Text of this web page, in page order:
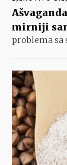
mirniji
problema sa